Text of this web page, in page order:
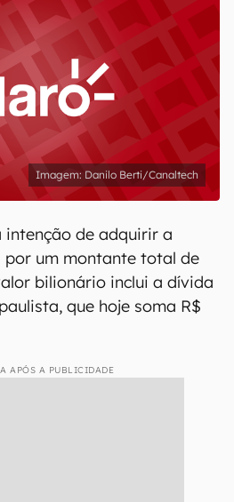
Danilo Berti/Canaltech
intenção de adquirir a
por um montante total de
bilionário inclui a dívida
que hoje soma R$
APÓS A PUBLICIDADE